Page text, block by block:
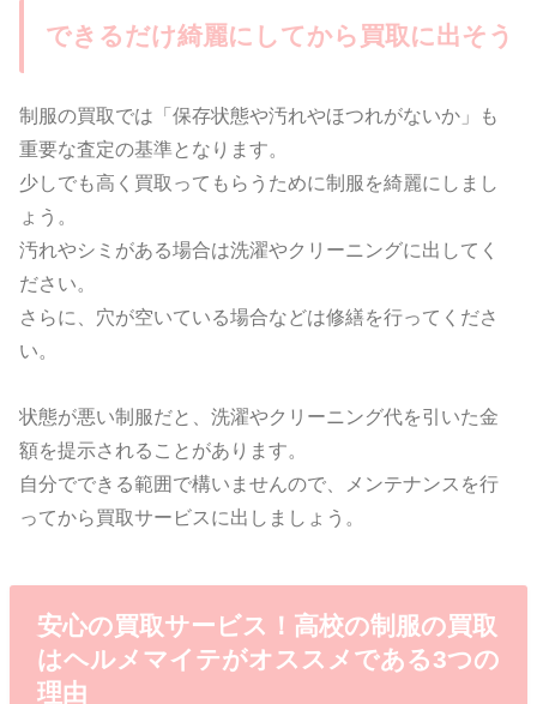
できるだけ綺麗にしてから買取に出そう
制服の買取では「保存状態や汚れやほつれがないか」も
重要な査定の基準となります。
少しでも高く買取ってもらうために制服を綺麗にしまし
ょう。
汚れやシミがある場合は洗濯やクリーニングに出してく
ださい。
さらに、穴が空いている場合などは修繕を行ってくださ
い。
状態が悪い制服だと、洗濯やクリーニング代を引いた金
額を提示されることがあります。
自分でできる範囲で構いませんので、メンテナンスを行
ってから買取サービスに出しましょう。
安心の買取サービス！高校の制服の買取
はヘルメマイテがオススメである3つの
理由